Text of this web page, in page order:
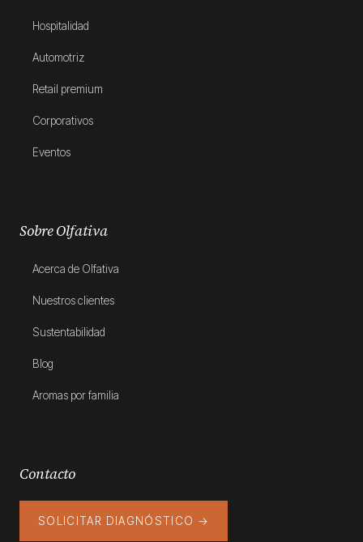
Hospitalidad
Automotriz
Retail premium
Corporativos
Eventos
Sobre Olfativa
Acerca de Olfativa
Nuestros clientes
Sustentabilidad
Blog
Aromas por familia
Contacto
SOLICITAR DIAGNÓSTICO →